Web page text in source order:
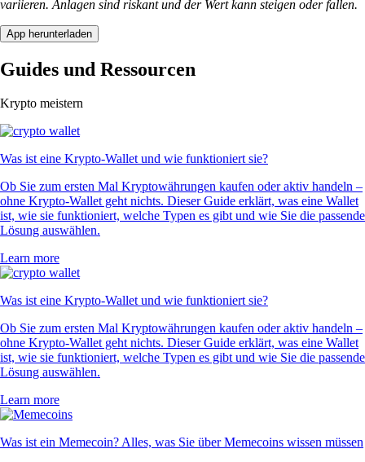
variieren. Anlagen sind riskant und der Wert kann steigen oder fallen.
App herunterladen
Guides und Ressourcen
Krypto meistern
Was ist eine Krypto-Wallet und wie funktioniert sie?
Ob Sie zum ersten Mal Kryptowährungen kaufen oder aktiv handeln –
ohne Krypto-Wallet geht nichts. Dieser Guide erklärt, was eine Wallet
ist, wie sie funktioniert, welche Typen es gibt und wie Sie die passende
Lösung auswählen.
Learn more
Was ist eine Krypto-Wallet und wie funktioniert sie?
Ob Sie zum ersten Mal Kryptowährungen kaufen oder aktiv handeln –
ohne Krypto-Wallet geht nichts. Dieser Guide erklärt, was eine Wallet
ist, wie sie funktioniert, welche Typen es gibt und wie Sie die passende
Lösung auswählen.
Learn more
Was ist ein Memecoin? Alles, was Sie über Memecoins wissen müssen